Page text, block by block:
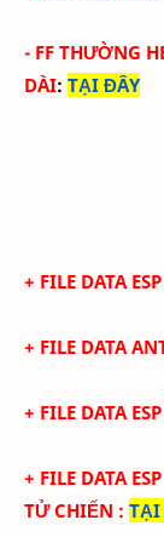
- FF THƯỜNG
DÀI: TẠI ĐÂY
+ FILE DATA
+ FILE DATA
+ FILE DATA
+ FILE DATA
TỬ CHIẾN : TẠI